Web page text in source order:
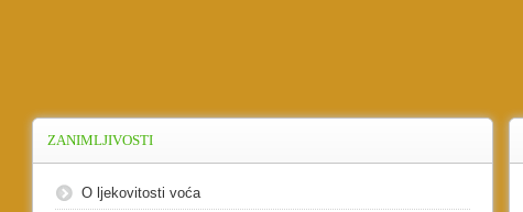
ZANIMLJIVOSTI
O ljekovitosti voća